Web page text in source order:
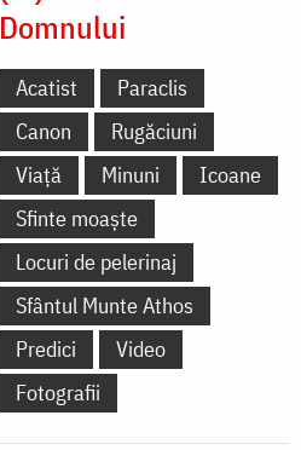
Domnului
Acatist
Paraclis
Canon
Rugăciuni
Viață
Minuni
Icoane
Sfinte moaște
Locuri de pelerinaj
Sfântul Munte Athos
Predici
Video
Fotografii